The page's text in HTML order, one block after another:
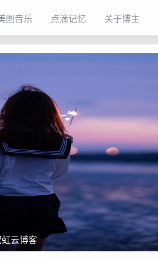
图音乐 点滴记忆 关于博主
虹云博客